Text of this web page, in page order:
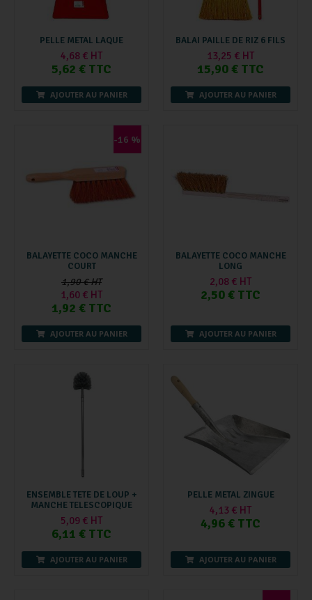
PELLE METAL LAQUE
4,68 € HT
5,62 € TTC
AJOUTER AU PANIER
BALAI PAILLE DE RIZ 6 FILS
13,25 € HT
15,90 € TTC
AJOUTER AU PANIER
-16 %
BALAYETTE COCO MANCHE
COURT
1,90 € HT
1,60 € HT
1,92 € TTC
AJOUTER AU PANIER
BALAYETTE COCO MANCHE
LONG
2,08 € HT
2,50 € TTC
AJOUTER AU PANIER
ENSEMBLE TETE DE LOUP +
MANCHE TELESCOPIQUE
5,09 € HT
6,11 € TTC
AJOUTER AU PANIER
PELLE METAL ZINGUE
4,13 € HT
4,96 € TTC
AJOUTER AU PANIER